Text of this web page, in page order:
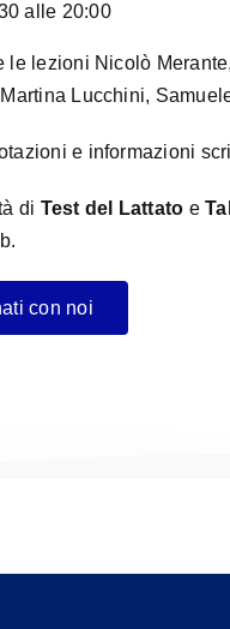
alle 20:00
le lezioni Nicolò
Lucchini,
e informazioni
di Test del Lattato e
.
con noi